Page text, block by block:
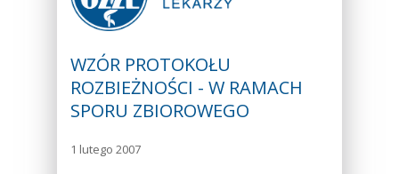
WZÓR PROTOKOŁU
ROZBIEŻNOŚCI - W RAMACH
SPORU ZBIOROWEGO
1 lutego 2007